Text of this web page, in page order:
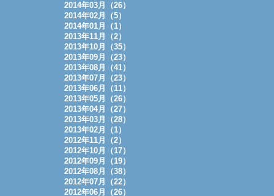
2014年03月（26）
2014年02月（5）
2014年01月（1）
2013年11月（2）
2013年10月（35）
2013年09月（23）
2013年08月（41）
2013年07月（23）
2013年06月（11）
2013年05月（26）
2013年04月（27）
2013年03月（28）
2013年02月（1）
2012年11月（2）
2012年10月（17）
2012年09月（19）
2012年08月（38）
2012年07月（22）
2012年06月（26）